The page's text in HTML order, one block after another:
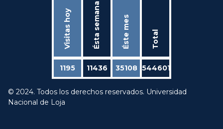
Visitas hoy Ésta semana Éste mes Total
1195 11436 35108 544601
© 2024. Todos los derechos reservados. Universidad
Nacional de Loja